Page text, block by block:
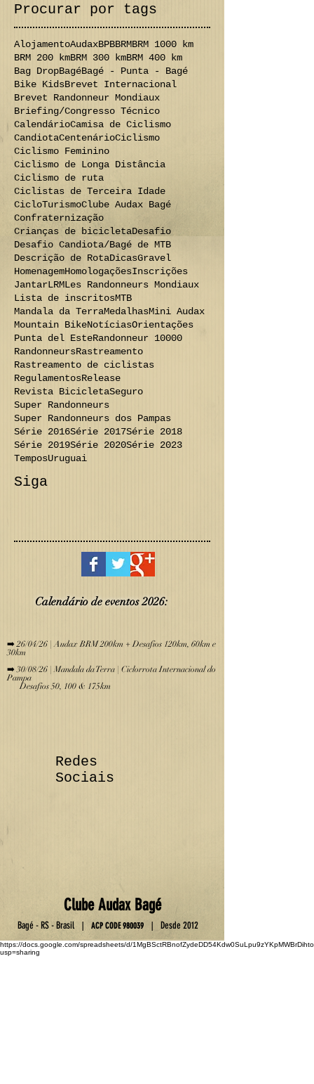
Procurar por tags
AlojamentoAudaxBPBBRMBRM 1000 km
BRM 200 kmBRM 300 kmBRM 400 km
Bag DropBagéBagé - Punta - Bagé
Bike KidsBrevet Internacional
Brevet Randonneur Mondiaux
Briefing/Congresso Técnico
CalendárioCamisa de Ciclismo
CandiotaCentenárioCiclismo
Ciclismo Feminino
Ciclismo de Longa Distância
Ciclismo de ruta
Ciclistas de Terceira Idade
CicloTurismoClube Audax Bagé
Confraternização
Crianças de bicicletaDesafio
Desafio Candiota/Bagé de MTB
Descrição de RotaDicasGravel
HomenagemHomologaçõesInscrições
JantarLRMLes Randonneurs Mondiaux
Lista de inscritosMTB
Mandala da TerraMedalhasMini Audax
Mountain BikeNotíciasOrientações
Punta del EsteRandonneur 10000
RandonneursRastreamento
Rastreamento de ciclistas
RegulamentosRelease
Revista BicicletaSeguro
Super Randonneurs
Super Randonneurs dos Pampas
Série 2016Série 2017Série 2018
Série 2019Série 2020Série 2023
TemposUruguai
Siga
Calendário de eventos 2026:
➡️ 26/04/26 | Audax BRM 200km + Desafios 120km, 60km e
30km
➡️ 30/08/26 | Mandala da Terra | Ciclorrota Internacional do
Pampa
Desafios 50, 100 & 175km
Redes
Sociais
ClubeAudax Bagé
Bagé - RS - Brasil|ACP CODE980039 Desde 2012
https://docs.google.com/spreadsheets/d/
usp=sharing